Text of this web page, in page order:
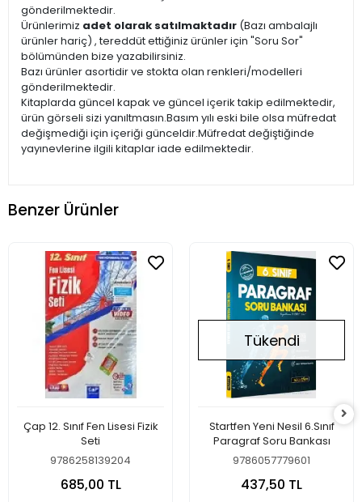
gönderilmektedir.
Ürünlerimiz adet olarak satılmaktadır (Bazı ambalajlı
ürünler hariç) , tereddüt ettiğiniz ürünler için "Soru Sor"
bölümünden bize yazabilirsiniz.
Bazı ürünler asortidir ve stokta olan renkleri/modelleri
gönderilmektedir.
Kitaplarda güncel kapak ve güncel içerik takip edilmektedir,
ürün görseli sizi yanıltmasın.Basım yılı eski bile olsa müfredat
değişmediği için içeriği günceldir.Müfredat değiştiğinde
yayınevlerine ilgili kitaplar iade edilmektedir.
Benzer Ürünler
Çap 12. Sınıf Fen Lisesi Fizik
Seti
9786258139204
685,00 TL
Tükendi
Startfen Yeni Nesil 6.Sınıf
Paragraf Soru Bankası
9786057779601
437,50 TL